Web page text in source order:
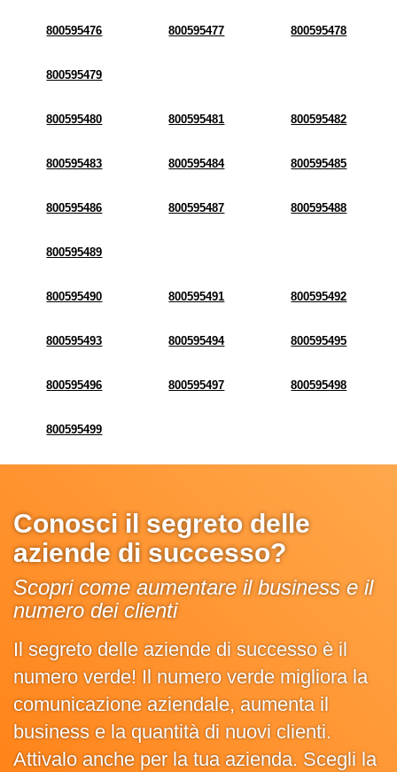
800595476 800595477 800595478
800595479
800595480 800595481 800595482
800595483 800595484 800595485
800595486 800595487 800595488
800595489
800595490 800595491 800595492
800595493 800595494 800595495
800595496 800595497 800595498
800595499
Conosci il segreto delle
aziende di successo?
Scopri come aumentare il business e il
numero dei clienti
Il segreto delle aziende di successo è il
numero verde! Il numero verde migliora la
comunicazione aziendale, aumenta il
business e la quantità di nuovi clienti.
Attivalo anche per la tua azienda. Scegli la